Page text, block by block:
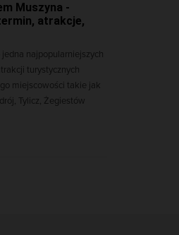
Muszyna -
atrakcje,
najpopularniejszych
turystycznych
miejscowości takie jak
Tylicz, Żegiestów